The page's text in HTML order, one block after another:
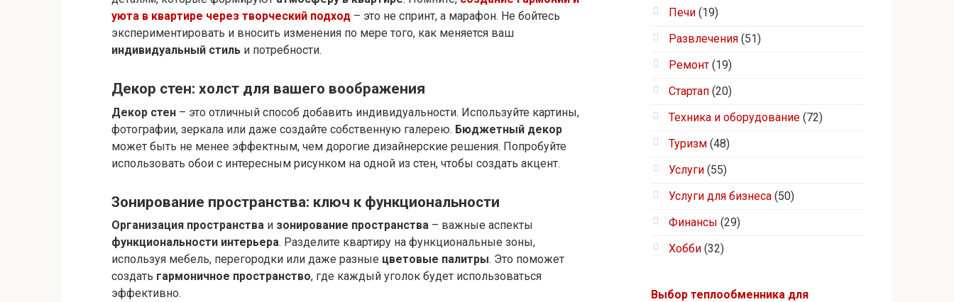
уюта в квартире через творческий подход – это не спринт, а марафон. Не бойтесь
экспериментировать и вносить изменения по мере того, как меняется ваш
индивидуальный стиль и потребности.
Декор стен: холст для вашего воображения
Декор стен – это отличный способ добавить индивидуальности. Используйте картины,
фотографии, зеркала или даже создайте собственную галерею. Бюджетный декор
может быть не менее эффектным, чем дорогие дизайнерские решения. Попробуйте
использовать обои с интересным рисунком на одной из стен, чтобы создать акцент.
Зонирование пространства: ключ к функциональности
Организация пространства и зонирование пространства – важные аспекты
функциональности интерьера. Разделите квартиру на функциональные зоны,
используя мебель, перегородки или даже разные цветовые палитры. Это поможет
создать гармоничное пространство, где каждый уголок будет использоваться
эффективно.
Печи (19)
Развлечения (51)
Ремонт (19)
Стартап (20)
Техника и оборудование (72)
Туризм (48)
Услуги (55)
Услуги для бизнеса (50)
Финансы (29)
Хобби (32)
Выбор теплообменника для